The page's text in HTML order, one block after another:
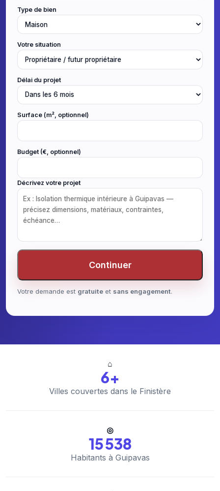
Type de bien
Votre situation
Délai du projet
Surface (m², optionnel)
Budget (€, optionnel)
Décrivez votre projet
Continuer
Votre demande est gratuite et sans engagement.
⌂
6+
Villes couvertes dans le Finistère
◎
15 538
Habitants à Guipavas